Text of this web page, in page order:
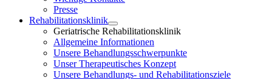
Presse
Rehabilitationsklinik
Geriatrische Rehabilitationsklinik
Allgemeine Informationen
Unsere Behandlungsschwerpunkte
Unser Therapeutisches Konzept
Unsere Behandlungs- und Rehabilitationsziele